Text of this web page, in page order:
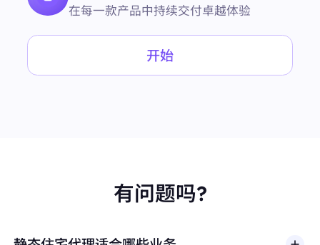
在每一款产品中持续交付卓越体验
开始
有问题吗?